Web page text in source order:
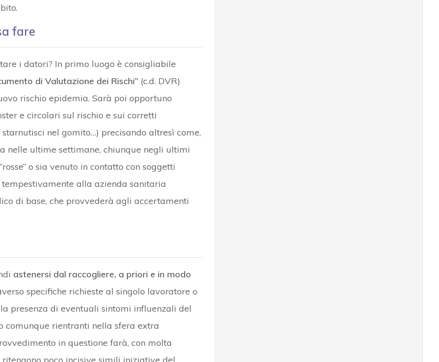
fare
i datori? In primo luogo è consigliabile
di Valutazione dei Rischi” (c.d. DVR)
rischio epidemia. Sarà poi opportuno
e circolari sul rischio e sui corretti
nel gomito…) precisando altresì come,
nelle ultime settimane, chiunque negli ultimi
o sia venuto in contatto con soggetti
alla azienda sanitaria
di base, che provvederà agli accertamenti
astenersi dal raccogliere, a priori e in modo
specifiche richieste al singolo lavoratore o
presenza di eventuali sintomi influenzali del
rientranti nella sfera extra
in questione farà, con molta
poco incisive simili iniziative del